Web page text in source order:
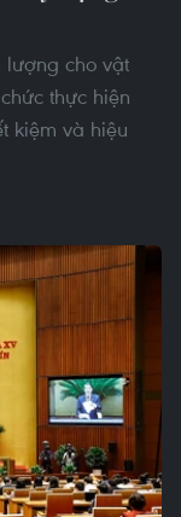
lượng cho vật
thực hiện
kiệm và hiệu